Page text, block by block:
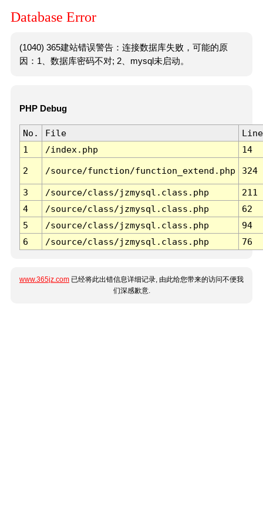
Database Error
(1040) 365建站错误警告：连接数据库失败，可能的原
因：1、数据库密码不对; 2、mysql未启动。
PHP Debug
No. File
Line
1
/index.php 14
2 /source/function/function_extend.php 324
3 /source/class/jzmysql.class.php
211
4
/source/class/jzmysql.class.php
62
5
/source/class/jzmysql.class.php
94
6
/source/class/jzmysql.class.php 76
www.365jz.com 已经将此出错信息详细记录, 由此给您带来的访问不便我
们深感歉意.